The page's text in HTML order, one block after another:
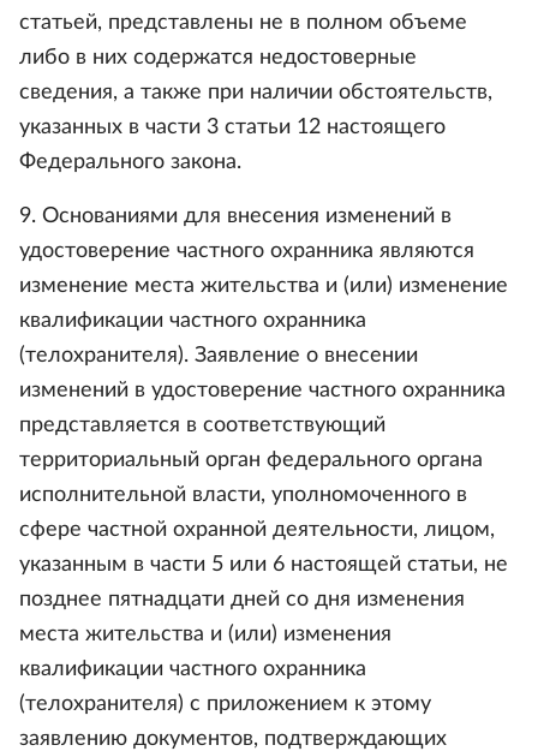
статьей, представлены не в полном объеме
либо в них содержатся недостоверные
сведения, а также при наличии обстоятельств,
указанных в части 3 статьи 12 настоящего
Федерального закона.
9. Основаниями для внесения изменений в
удостоверение частного охранника являются
изменение места жительства и (или) изменение
квалификации частного охранника
(телохранителя). Заявление о внесении
изменений в удостоверение частного охранника
представляется в соответствующий
территориальный орган федерального органа
исполнительной власти, уполномоченного в
сфере частной охранной деятельности, лицом,
указанным в части 5 или 6 настоящей статьи, не
позднее пятнадцати дней со дня изменения
места жительства и (или) изменения
квалификации частного охранника
(телохранителя) с приложением к этому
заявлению документов, подтверждающих